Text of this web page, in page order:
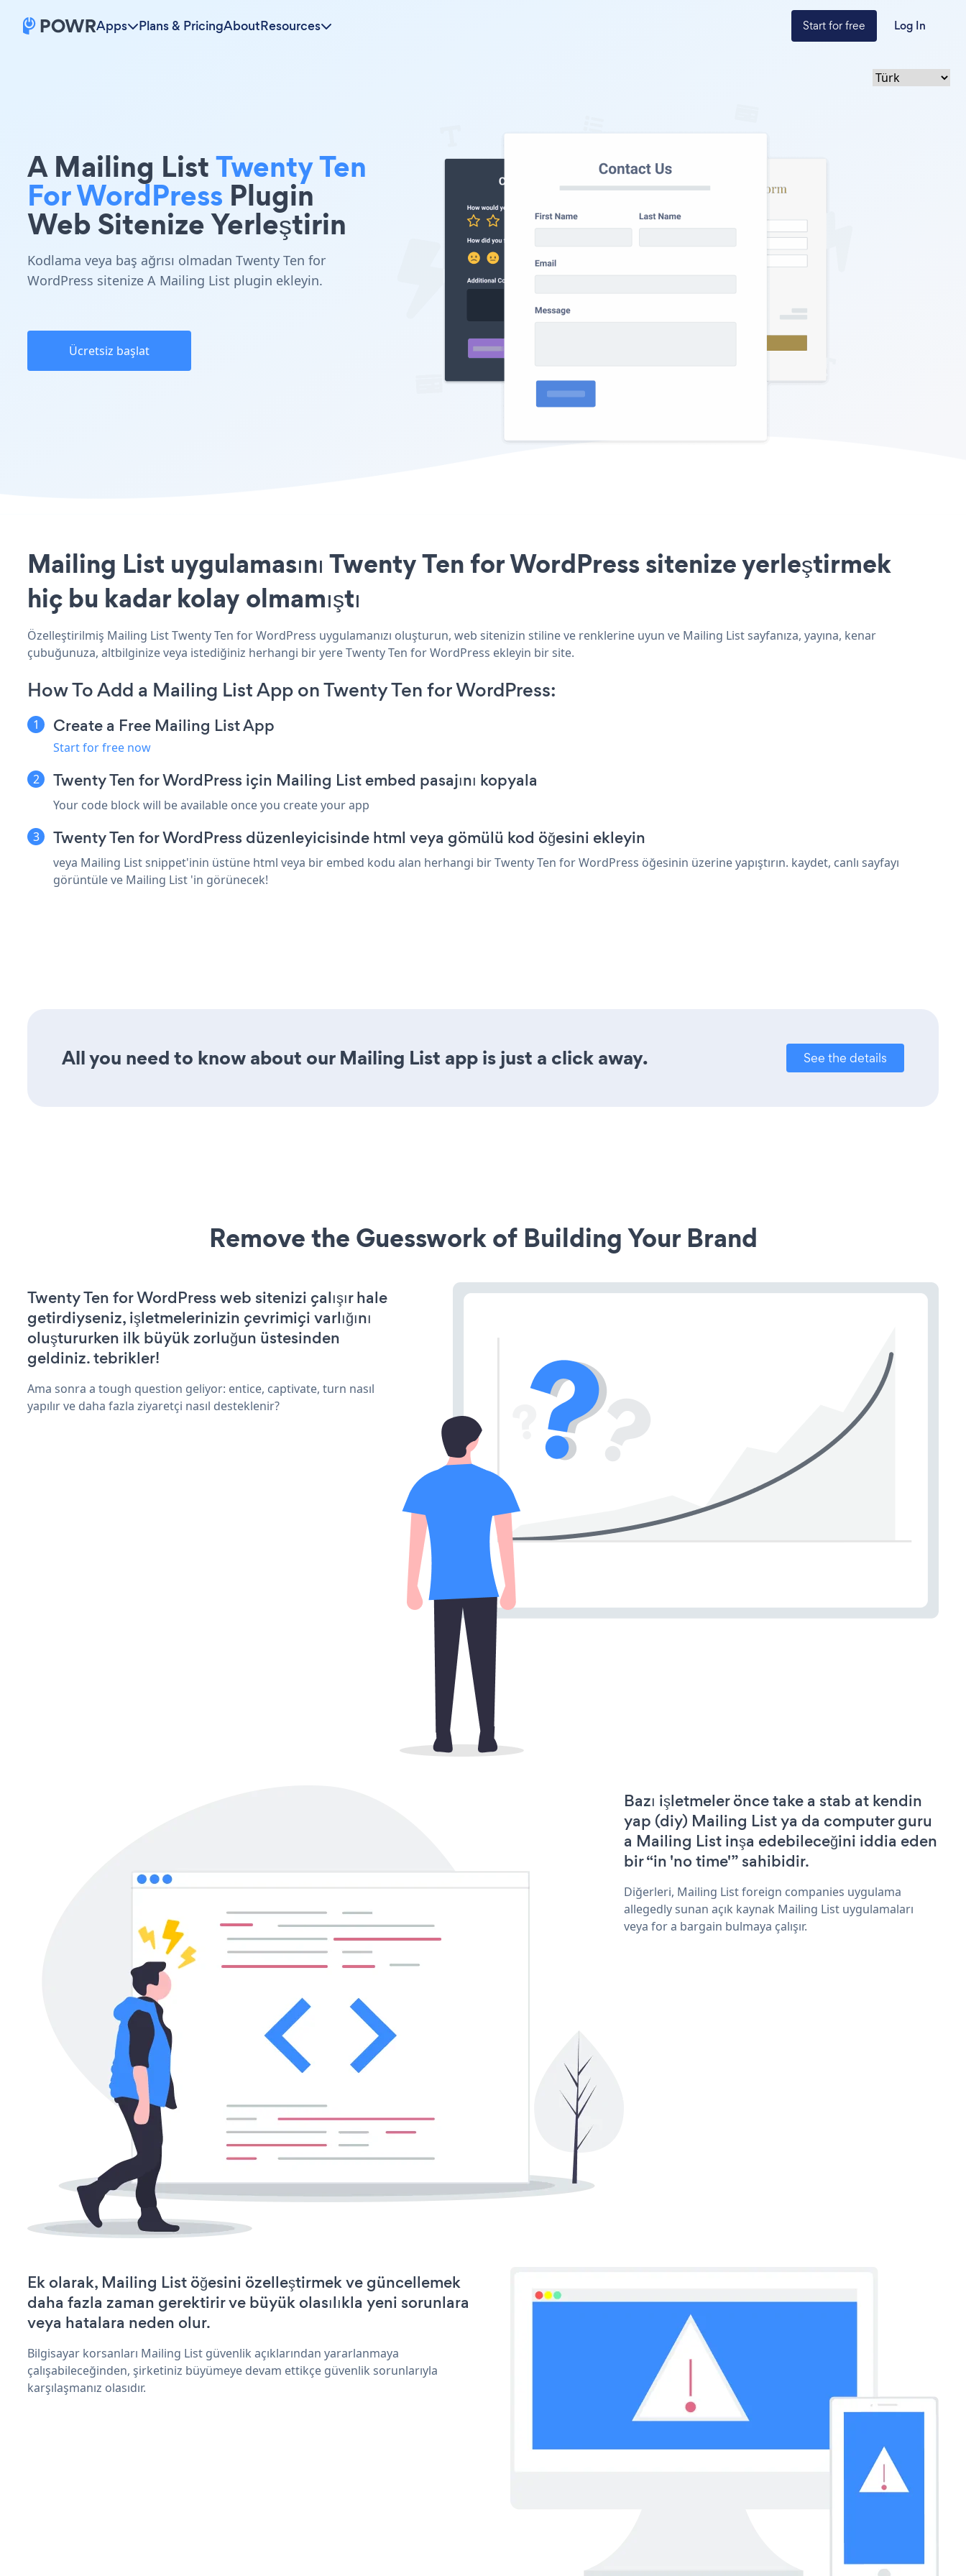
Apps Plans & PricingAboutResources Start for free Log In
A Mailing ListTwenty Ten
For WordPress Plugin
Web Sitenize Yerleştirin
Kodlama veya baş ağrısı olmadan Twenty Ten for
WordPress sitenize A Mailing List plugin ekleyin.
Ücretsiz başlat
Mailing List uygulamasını Twenty Ten for WordPress sitenize yerleştirmek
hiç bu kadar kolay olmamıştı
Özelleştirilmiş Mailing List Twenty Ten for WordPress uygulamanızı oluşturun, web sitenizin stiline ve renklerine uyun ve Mailing List sayfanıza, yayına, kenar
çubuğunuza, altbilginize veya istediğiniz herhangi bir yere Twenty Ten for WordPress ekleyin bir site.
How To Add a Mailing List App on Twenty Ten for WordPress:
Create a Free Mailing List App
Start for free now
Twenty Ten for WordPress için Mailing List embed pasajını kopyala
Your code block will be available once you create your app
Twenty Ten for WordPress düzenleyicisinde html veya gömülü kod öğesini ekleyin
veya Mailing List snippet'inin üstüne html veya bir embed kodu alan herhangi bir Twenty Ten for WordPress öğesinin üzerine yapıştırın. kaydet, canlı sayfayı
görüntüle ve Mailing List 'in görünecek!
All you need to know about our Mailing List app is just a click away. See the details
Remove the Guesswork of Building Your Brand
Twenty Ten for WordPress web sitenizi çalışır hale
getirdiyseniz, işletmelerinizin çevrimiçi varlığını
oluştururken ilk büyük zorluğun üstesinden
geldiniz. tebrikler!
Ama sonra a tough question geliyor: entice, captivate, turn nasıl
yapılır ve daha fazla ziyaretçi nasıl desteklenir?
Bazı işletmeler önce take a stab at kendin
yap (diy) Mailing List ya da computer guru
a Mailing List inşa edebileceğini iddia eden
bir “in 'no time'” sahibidir.
Diğerleri, Mailing List foreign companies uygulama
allegedly sunan açık kaynak Mailing List uygulamaları
veya for a bargain bulmaya çalışır.
Ek olarak, Mailing List öğesini özelleştirmek ve güncellemek
daha fazla zaman gerektirir ve büyük olasılıkla yeni sorunlara
veya hatalara neden olur.
Bilgisayar korsanları Mailing List güvenlik açıklarından yararlanmaya
çalışabileceğinden, şirketiniz büyümeye devam ettikçe güvenlik sorunlarıyla
karşılaşmanız olasıdır.